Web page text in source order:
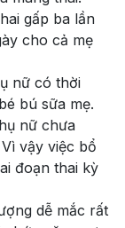
gấp ba lần
cho cả mẹ
nữ có thời
bú sữa mẹ.
nữ chưa
vậy việc bổ
đoạn thai kỳ
dễ mắc rất